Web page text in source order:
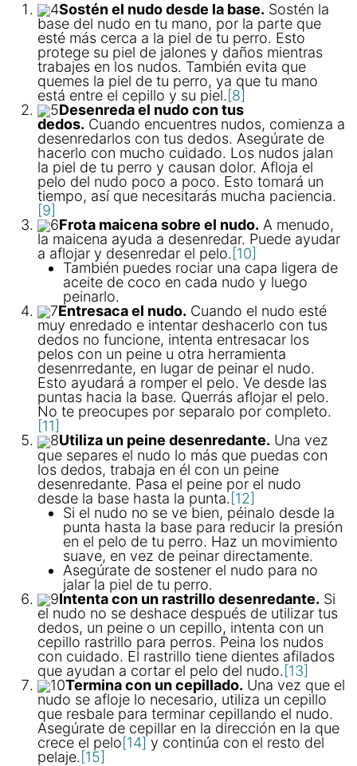
4Sostén el nudo desde la base. Sostén la
base del nudo en tu mano, por la parte que
esté más cerca a la piel de tu perro. Esto
protege su piel de jalones y daños mientras
trabajes en los nudos. También evita que
quemes la piel de tu perro, ya que tu mano
está entre el cepillo y su piel. [8]
5Desenreda el nudo con tus
dedos. Cuando encuentres nudos, comienza a
desenredarlos con tus dedos. Asegúrate de
hacerlo con mucho cuidado. Los nudos jalan
la piel de tu perro y causan dolor. Afloja el
pelo del nudo poco a poco. Esto tomará un
tiempo, así que necesitarás mucha paciencia.
[9]
6Frota maicena sobre el nudo. A menudo,
la maicena ayuda a desenredar. Puede ayudar
a aflojar y desenredar el pelo.[10]
También puedes rociar una capa ligera de
aceite de coco en cada nudo y luego
peinarlo.
7Entresaca el nudo. Cuando el nudo esté
muy enredado e intentar deshacerlo con tus
dedos no funcione, intenta entresacar los
pelos con un peine u otra herramienta
desenrredante, en lugar de peinar el nudo.
Esto ayudará a romper el pelo. Ve desde las
puntas hacia la base. Querrás aflojar el pelo.
No te preocupes por separalo por completo.
[11]
8Utiliza un peine desenredante. Una vez
que separes el nudo lo más que puedas con
los dedos, trabaja en él con un peine
desenredante. Pasa el peine por el nudo
desde la base hasta la punta.[12]
Si el nudo no se ve bien, péinalo desde la
punta hasta la base para reducir la presión
en el pelo de tu perro. Haz un movimiento
suave, en vez de peinar directamente.
Asegúrate de sostener el nudo para no
jalar la piel de tu perro.
9Intenta con un rastrillo desenredante. Si
el nudo no se deshace después de utilizar tus
dedos, un peine o un cepillo, intenta con un
cepillo rastrillo para perros. Peina los nudos
con cuidado. El rastrillo tiene dientes afilados
que ayudan a cortar el pelo del nudo.[13]
10Termina con un cepillado. Una vez que el
nudo se afloje lo necesario, utiliza un cepillo
que resbale para terminar cepillando el nudo.
Asegúrate de cepillar en la dirección en la que
crece el pelo[14]y continúa con el resto del
pelaje.[15]